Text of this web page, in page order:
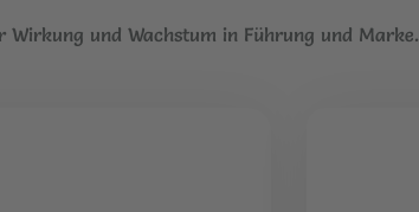
und Wachstum in Führung und Marke.